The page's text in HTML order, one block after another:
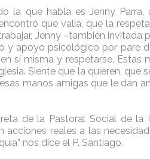
la que habla es Jenny Parra,
que valía, que la
Jenny –también invitada
y apoyo psicológico por pare
sí misma y respetarse. Estas
Siente que la quieren, que
manos amigas que le dan
de la Pastoral Social de la
reales a las
nos dice el P. Santiago.